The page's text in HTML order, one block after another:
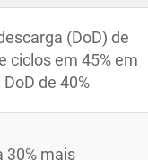
(DoD) de
ciclos em 45% em
de 40%
30% mais